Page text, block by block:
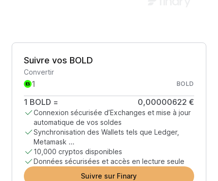
Suivre vos BOLD
Convertir
BOLD
1 BOLD = 0,00000622 €
Connexion sécurisée d’Exchanges et mise à jour
automatique de vos soldes
Synchronisation des Wallets tels que Ledger,
Metamask ...
10,000 cryptos disponibles
Données sécurisées et accès en lecture seule
Suivre sur Finary